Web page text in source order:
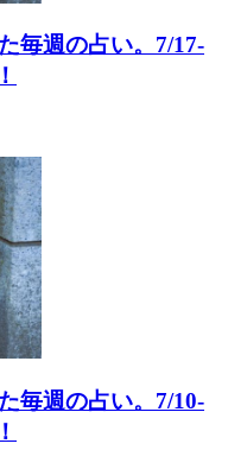
毎週の占い。7/17-
毎週の占い。7/10-